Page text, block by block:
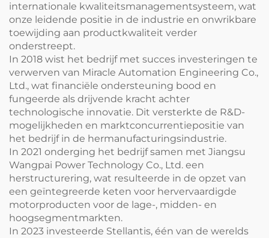
internationale kwaliteitsmanagementsysteem, wat
onze leidende positie in de industrie en onwrikbare
toewijding aan productkwaliteit verder
onderstreept.
In 2018 wist het bedrijf met succes investeringen te
verwerven van Miracle Automation Engineering Co.,
Ltd., wat financiële ondersteuning bood en
fungeerde als drijvende kracht achter
technologische innovatie. Dit versterkte de R&D-
mogelijkheden en marktconcurrentiepositie van
het bedrijf in de hermanufacturingsindustrie.
In 2021 onderging het bedrijf samen met Jiangsu
Wangpai Power Technology Co., Ltd. een
herstructurering, wat resulteerde in de opzet van
een geïntegreerde keten voor hervervaardigde
motorproducten voor de lage-, midden- en
hoogsegmentmarkten.
In 2023 investeerde Stellantis, één van de werelds